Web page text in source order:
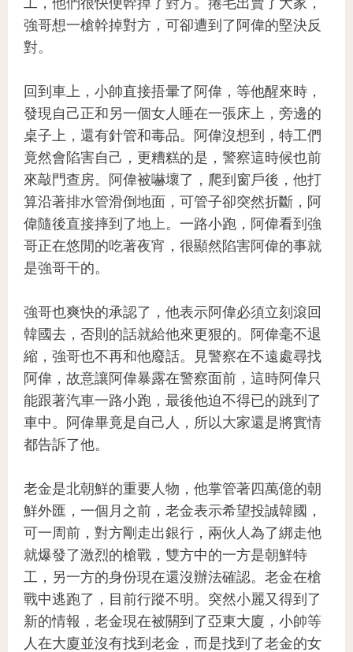
強哥想一槍幹掉對方，可卻遭到了阿偉的堅決反
對。
回到車上，小帥直接捂暈了阿偉，等他醒來時，
發現自己正和另一個女人睡在一張床上，旁邊的
桌子上，還有針管和毒品。阿偉沒想到，特工們
竟然會陷害自己，更糟糕的是，警察這時候也前
來敲門查房。阿偉被嚇壞了，爬到窗戶後，他打
算沿著排水管滑倒地面，可管子卻突然折斷，阿
偉隨後直接摔到了地上。一路小跑，阿偉看到強
哥正在悠閒的吃著夜宵，很顯然陷害阿偉的事就
是強哥干的。
強哥也爽快的承認了，他表示阿偉必須立刻滾回
韓國去，否則的話就給他來更狠的。阿偉毫不退
縮，強哥也不再和他廢話。見警察在不遠處尋找
阿偉，故意讓阿偉暴露在警察面前，這時阿偉只
能跟著汽車一路小跑，最後他迫不得已的跳到了
車中。阿偉畢竟是自己人，所以大家還是將實情
都告訴了他。
老金是北朝鮮的重要人物，他掌管著四萬億的朝
鮮外匯，一個月之前，老金表示希望投誠韓國，
可一周前，對方剛走出銀行，兩伙人為了綁走他
就爆發了激烈的槍戰，雙方中的一方是朝鮮特
工，另一方的身份現在還沒辦法確認。老金在槍
戰中逃跑了，目前行蹤不明。突然小麗又得到了
新的情報，老金現在被關到了亞東大廈，小帥等
人在大廈並沒有找到老金，而是找到了老金的女